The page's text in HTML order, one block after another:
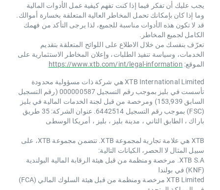
يجب عليك أن تفكر فيما إذا كنت تفهم كيفية عمل الأدوات المالية
وما إذا كان بإمكانك تحمل المخاطر العالية المتعلقة بخسارة أموالك.
قد لا تكون هذه الأدوات مناسبة للجميع، لذا يرجى التأكد من فهمك
الكامل لجميع المخاطر.
تعرّف بنفسك من خلال الاطلاع على اللوائح المتعلقة بتقديم
الخدمات، وسياسة تنفيذ الطلبات، وإعلان المخاطر الاستثمارية على
الموقع: https://www.xtb.com/int/legal-information
XTB International Limited هي شركة ذات مسؤولية محدودة
تأسست في بليز بموجب رقم التسجيل 000000587 (رقم التسجيل
السابق 153,939) ومرخصة من قبل لجنة الخدمات المالية في بليز
(FSC) بموجب رقم التسجيل 6442514. عنوان الشركة: 35 طريق
باراك ، الطابق الثاني ، مدينة بليز ، بليز ، أمريكا الوسطى
XTB هي علامة تجارية لمجموعة XTB. تتضمن مجموعة XTB، على
سبيل المثال لا الحصر، الكيانات التالية:
XTB S.A. مرخصة ومنظمة من قبل هيئة الرقابة المالية البولندية
(KNF) في بولندا
XTB Limited مرخصة ومنظمة من قبل هيئة السلوك المالي (FCA)